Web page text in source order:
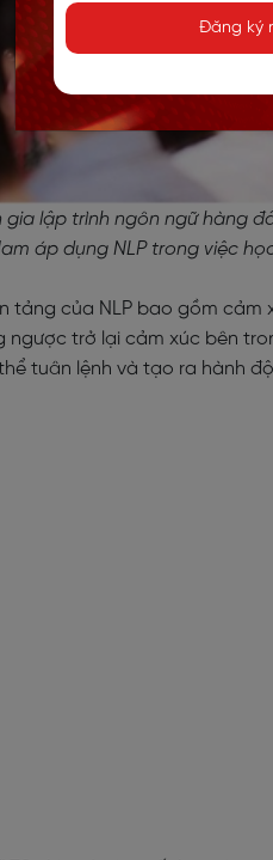
gia lập trình ngôn ngữ hàng
áp dụng NLP trong việc
tảng của NLP bao gồm
ngược trở lại cảm xúc bên
tuân lệnh và tạo ra hành
Đăng ký